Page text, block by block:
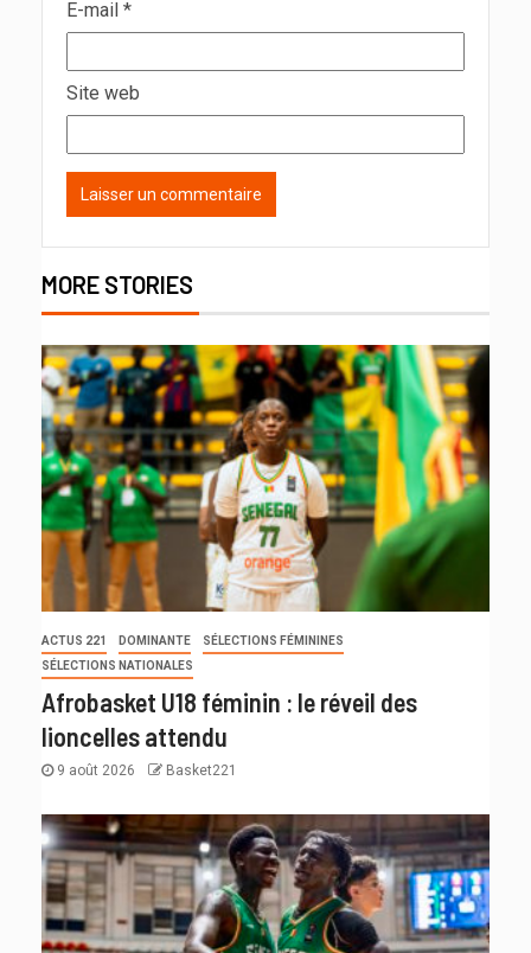
E-mail *
Site web
MORE STORIES
ACTUS 221 DOMINANTE
SÉLECTIONS FÉMININES
SÉLECTIONS NATIONALES
Afrobasket U18 féminin : le réveil des
lioncelles attendu
9 août 2026 Basket221